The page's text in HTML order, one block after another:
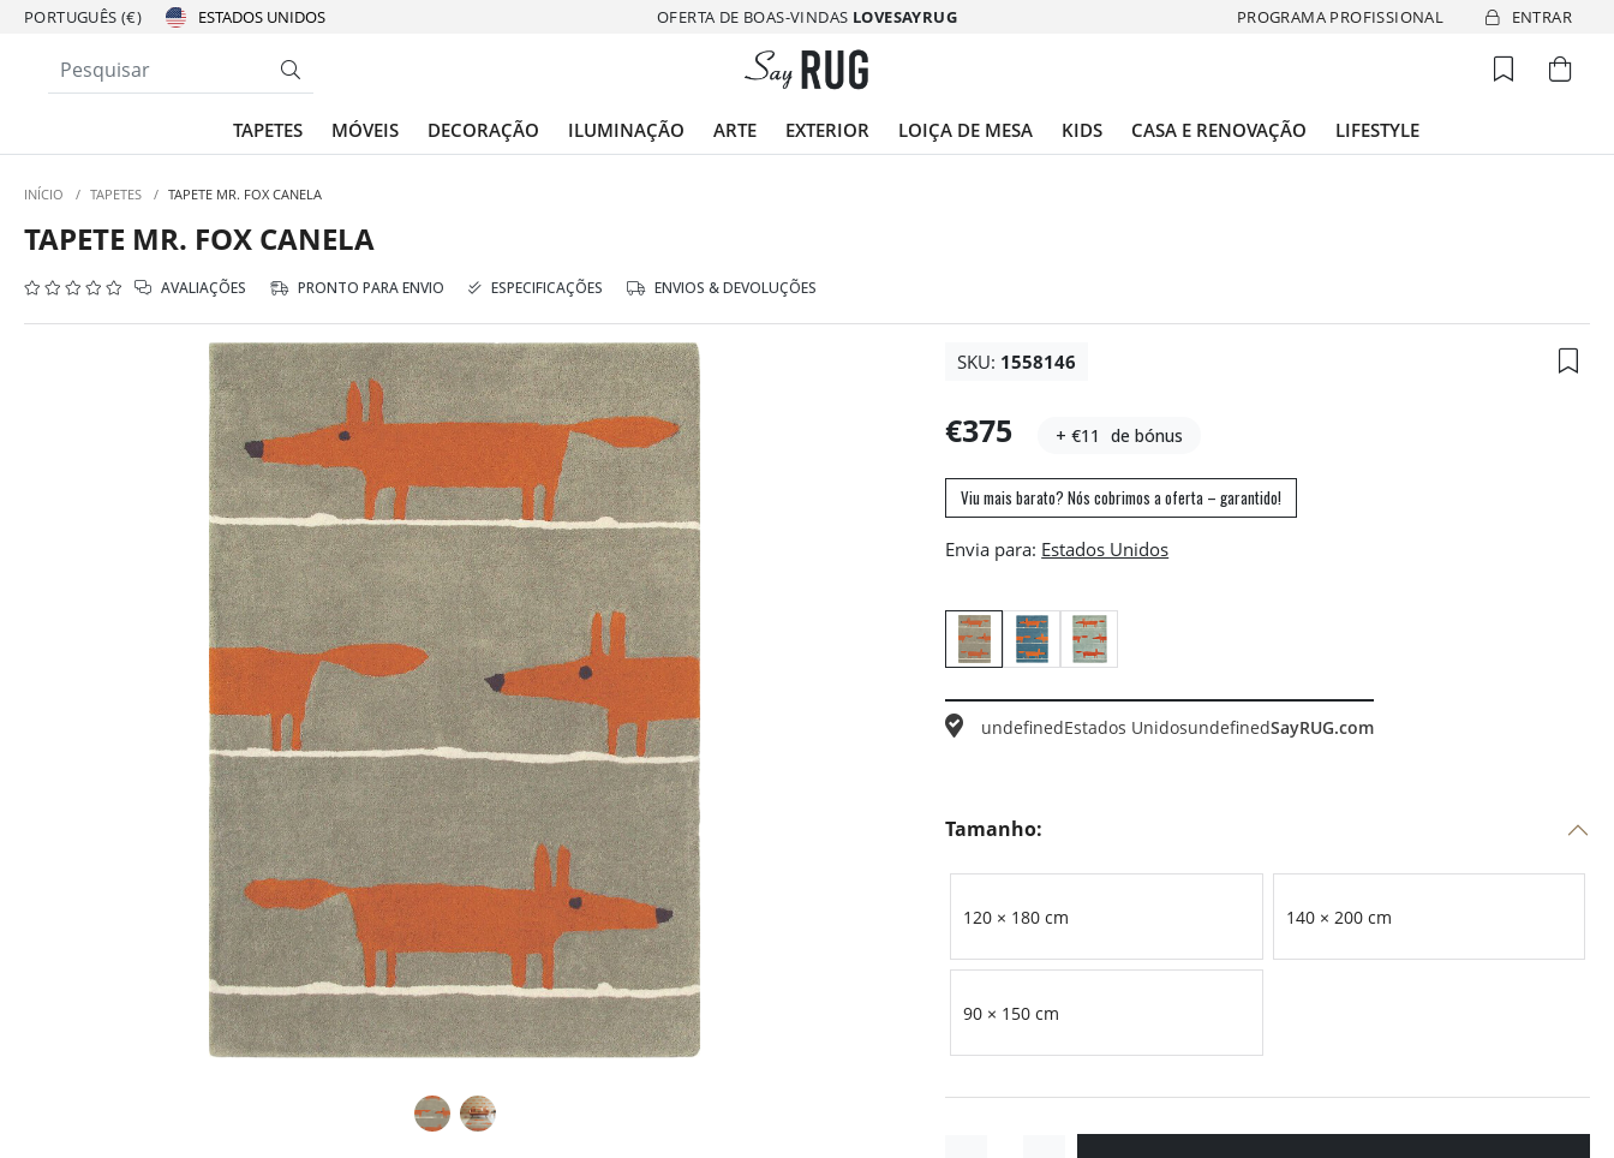
PORTUGUÊS (€) OFERTA DE BOAS-VINDAS LOVESAYRUG PROGRAMA PROFISSIONAL ENTRAR
TAPETES MÓVEIS DECORAÇÃO ILUMINAÇÃO ARTE EXTERIOR LOIÇA DE MESA KIDS CASA E RENOVAÇÃO LIFESTYLE
INÍCIO / TAPETES / TAPETE MR. FOX CANELA
TAPETE MR. FOX CANELA
AVALIAÇÕES PRONTO PARA ENVIO ESPECIFICAÇÕES ENVIOS & DEVOLUÇÕES
SKU: 1558146
€375 + €11 de bónus
Viu mais barato? Nós cobrimos a oferta – garantido!
Envia para:
undefinedEstados UnidosundefinedSayRUG.com
Tamanho:
120 × 180 cm 140 × 200 cm
90 × 150 cm